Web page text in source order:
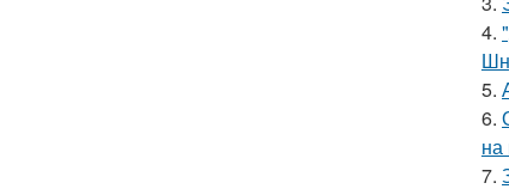
4.
5.
6.
на
7.